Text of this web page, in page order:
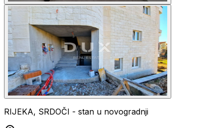
RIJEKA, SRDOČI - stan u novogradnji